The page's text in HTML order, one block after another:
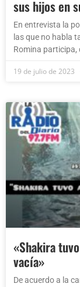
sus hijos en
En entrevista la
las que no habla
Romina participa,
19 de julio de 2023
«Shakira
vacía»
De acuerdo a la